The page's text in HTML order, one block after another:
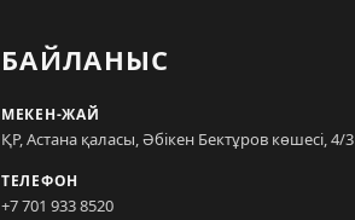
БАЙЛАНЫС
МЕКЕН-ЖАЙ
ҚР, Астана қаласы, Әбікен Бектұров көшесі, 4/3
ТЕЛЕФОН
+7 701 933 8520